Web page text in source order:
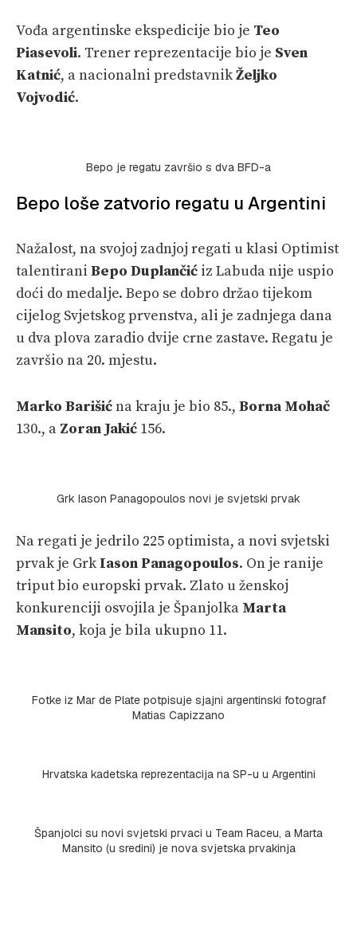
Vođa argentinske ekspedicije bio je Teo
Piasevoli. Trener reprezentacije bio je Sven
Katnić, a nacionalni predstavnikŽeljko
Vojvodić.
Bepo je regatu završio s dva BFD-a
Bepo loše zatvorio regatu u Argentini
Nažalost, na svojoj zadnjoj regati u klasi Optimist
talentirani Bepo Duplančić iz Labuda nije uspio
doći do medalje. Bepo se dobro držao tijekom
cijelog Svjetskog prvenstva, ali je zadnjega dana
u dva plova zaradio dvije crne zastave. Regatu je
završio na 20. mjestu.
Marko Barišićna kraju je bio 85., Borna Mohač
130., a Zoran Jakić 156.
Grk Iason Panagopoulos novi je svjetski prvak
Na regati je jedrilo 225 optimista, a novi svjetski
prvak je Grk Iason Panagopoulos. On je ranije
triput bio europski prvak. Zlato u ženskoj
konkurenciji osvojila je Španjolka Marta
Mansito, koja je bila ukupno 11.
Fotke iz Mar de Plate potpisuje sjajni argentinski fotograf
Matias Capizzano
Hrvatska kadetska reprezentacija na SP-u u Argentini
Španjolci su novi svjetski prvaci u Team Raceu, a Marta
Mansito (u sredini) je nova svjetska prvakinja